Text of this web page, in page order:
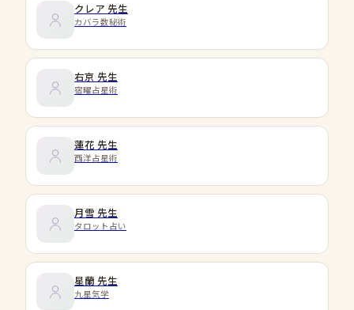
クレア 先生
カバラ数秘術
右京 先生
宿曜占星術
蓮花 先生
西洋占星術
月雪 先生
タロット占い
星蘭 先生
九星気学